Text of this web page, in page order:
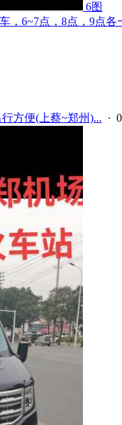
6图
，6~7点，8点，9点各
行方便(上蔡~郑州)... ·